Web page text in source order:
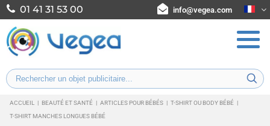
01 41 31 53 00 info@vegea.com
ACCUEIL | BEAUTÉ ET SANTÉ | ARTICLES POUR BÉBÉS | T-SHIRT OU BODY BÉBÉ |
T-SHIRT MANCHES LONGUES BÉBÉ